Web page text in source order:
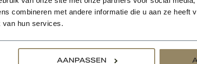
combineren met andere informatie die u aan ze heeft
van hun services.
AANPASSEN